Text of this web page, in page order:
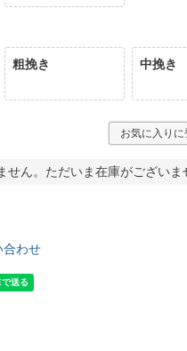
粗挽き 中挽き
お気に入りに
せん。ただいま在庫がございま
合わせ